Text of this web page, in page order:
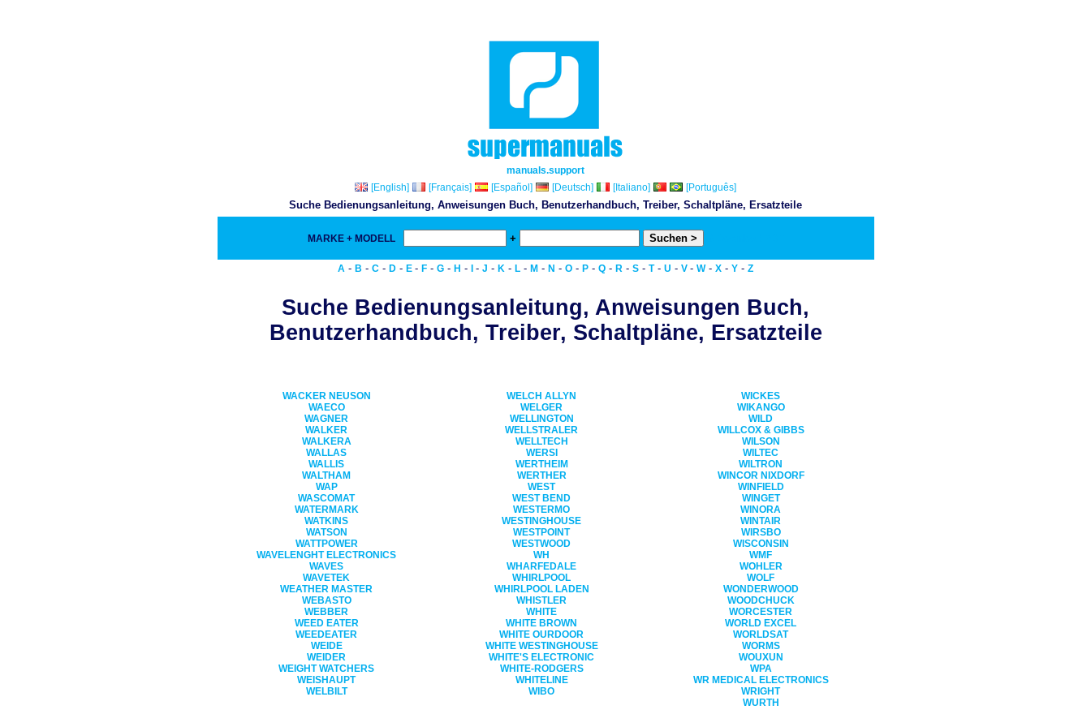
manuals.support
[English]
[Français] [Español] [Deutsch] [Italiano] [Português]
Suche Bedienungsanleitung, Anweisungen Buch, Benutzerhandbuch, Treiber, Schaltpläne, Ersatzteile
MARKE + MODELL +
A - B - C - D - E - F - G - H - - J - K - L - M - N - O - P - Q - R - S - T- U - V - W- X - Y - Z
Suche Bedienungsanleitung, Anweisungen Buch,
Benutzerhandbuch, Treiber, Schaltpläne, Ersatzteile
WACKER NEUSON
WAECO
WAGNER
WALKER
WALKERA
WALLAS
WALLIS
WALTHAM
WAP
WASCOMAT
WATERMARK
WATKINS
WATSON
WATTPOWER
WAVELENGHT ELECTRONICS
WAVES
WAVETEK
WEATHER MASTER
WEBASTO
WEBBER
WEED EATER
WEEDEATER
WEIDE
WEIDER
WEIGHT WATCHERS
WEISHAUPT
WELBILT
WELCH ALLYN
WELGER
WELLINGTON
WELLSTRALER
WELLTECH
WERSI
WERTHEIM
WERTHER
WEST
WEST BEND
WESTERMO
WESTINGHOUSE
WESTPOINT
WESTWOOD
WH
WHARFEDALE
WHIRLPOOL
WHIRLPOOL LADEN
WHISTLER
WHITE
WHITE BROWN
WHITE OURDOOR
WHITE WESTINGHOUSE
WHITE'S ELECTRONIC
WHITE-RODGERS
WHITELINE
WIBO
WICKES
WIKANGO
WILD
WILLCOX & GIBBS
WILSON
WILTEC
WILTRON
WINCOR NIXDORF
WINFIELD
WINGET
WINORA
WINTAIR
WIRSBO
WISCONSIN
WMF
WOHLER
WOLF
WONDERWOOD
WOODCHUCK
WORCESTER
WORLD EXCEL
WORLDSAT
WORMS
WOUXUN
WPA
WR MEDICAL ELECTRONICS
WRIGHT
WURTH